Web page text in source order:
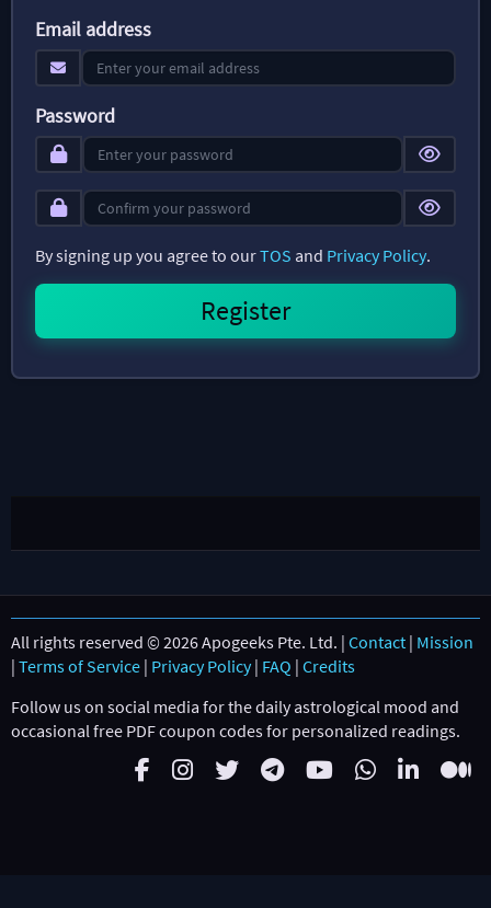
Email address
Password
By signing up you agree to ourTOS and Privacy Policy.
All rights reserved © 2026 Apogeeks Pte. Ltd. | Contact | Mission
| Terms of Service | Privacy Policy| FAQ | Credits
Follow us on social media for the daily astrological mood and
occasional free PDF coupon codes for personalized readings.